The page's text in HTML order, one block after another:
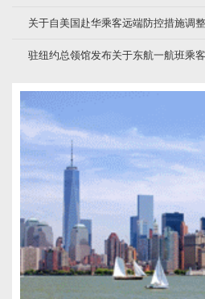
关于自美国赴华乘客远端防控措施调
驻纽约总领馆发布关于东航一航班乘